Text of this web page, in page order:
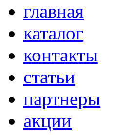
главная
каталог
контакты
статьи
партнеры
акции